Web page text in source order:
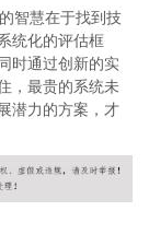
智慧在于找到技
统化的评估框
时通过创新的实
，最贵的系统未
潜力的方案，才